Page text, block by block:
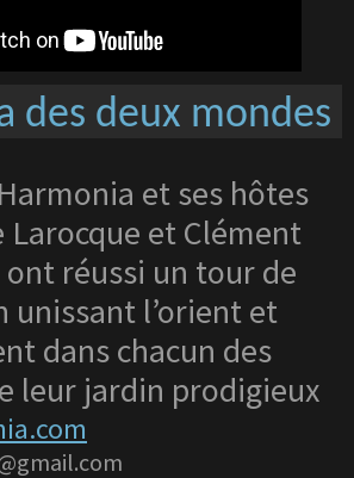
des deux mondes
et ses hôtes
Larocque et Clément
ont réussi un tour de
unissant l’orient et
dans chacun des
leur jardin prodigieux